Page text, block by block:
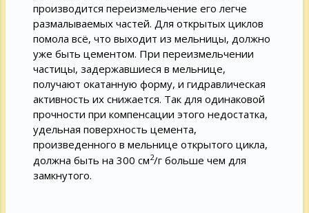
производится переизмельчение его легче
размалываемых частей. Для открытых циклов
помола всё, что выходит из мельницы, должно
уже быть цементом. При переизмельчении
частицы, задержавшиеся в мельнице,
получают окатанную форму, и гидравлическая
активность их снижается. Так для одинаковой
прочности при компенсации этого недостатка,
удельная поверхность цемента,
произведенного в мельнице открытого цикла,
должна быть на 300 см2/г больше чем для
замкнутого.